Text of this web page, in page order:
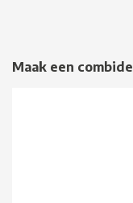
Maak een